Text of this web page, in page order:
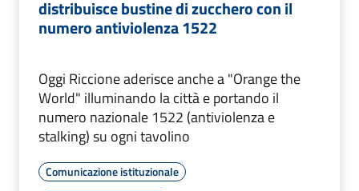
distribuisce bustine di zucchero con il
numero antiviolenza 1522
Oggi Riccione aderisce anche a "Orange the
World" illuminando la città e portando il
numero nazionale 1522 (antiviolenza e
stalking) su ogni tavolino
Comunicazione istituzionale